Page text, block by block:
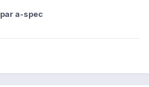
par a-spec